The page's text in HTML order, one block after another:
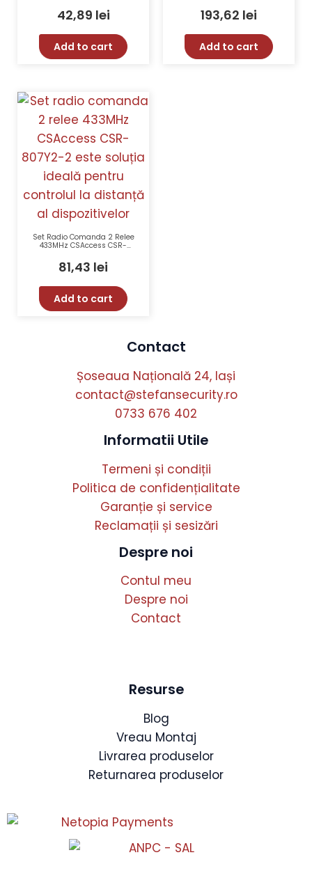
42,89 lei
Add to cart
1300 m
193,62 lei
Add to cart
Set Radio Comanda 2 Relee
433MHz CSAccess CSR-
Tensiune 12V
81,43 lei
Add to cart
Contact
Șoseaua Națională 24, Iași
contact@stefansecurity.ro
0733 676 402
Informatii Utile
Termeni și condiții
Politica de confidențialitate
Garanție și service
Reclamații și sesizări
Despre noi
Contul meu
Despre noi
Contact
Resurse
Blog
Vreau Montaj
Livrarea produselor
Returnarea produselor